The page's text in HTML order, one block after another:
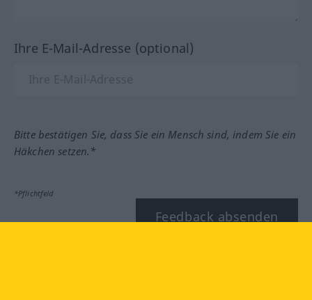
Ihre E-Mail-Adresse (optional)
Bitte bestätigen Sie, dass Sie ein Mensch sind, indem Sie ein
Häkchen setzen.*
*Pflichtfeld
Feedback absenden